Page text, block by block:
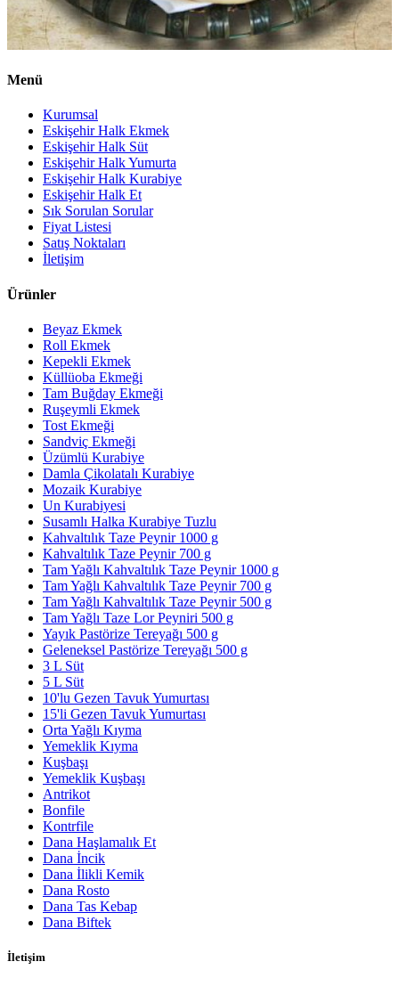
Menü
Kurumsal
Eskişehir Halk Ekmek
Eskişehir Halk Süt
Eskişehir Halk Yumurta
Eskişehir Halk Kurabiye
Eskişehir Halk Et
Sık Sorulan Sorular
Fiyat Listesi
Satış Noktaları
İletişim
Ürünler
Beyaz Ekmek
Roll Ekmek
Kepekli Ekmek
Küllüoba Ekmeği
Tam Buğday Ekmeği
Ruşeymli Ekmek
Tost Ekmeği
Sandviç Ekmeği
Üzümlü Kurabiye
Damla Çikolatalı Kurabiye
Mozaik Kurabiye
Un Kurabiyesi
Susamlı Halka Kurabiye Tuzlu
Kahvaltılık Taze Peynir 1000 g
Kahvaltılık Taze Peynir 700 g
Tam Yağlı Kahvaltılık Taze Peynir 1000 g
Tam Yağlı Kahvaltılık Taze Peynir 700 g
Tam Yağlı Kahvaltılık Taze Peynir 500 g
Tam Yağlı Taze Lor Peyniri 500 g
Yayık Pastörize Tereyağı 500 g
Geleneksel Pastörize Tereyağı 500 g
3 L Süt
5 L Süt
10'lu Gezen Tavuk Yumurtası
15'li Gezen Tavuk Yumurtası
Orta Yağlı Kıyma
Yemeklik Kıyma
Kuşbaşı
Yemeklik Kuşbaşı
Antrikot
Bonfile
Kontrfile
Dana Haşlamalık Et
Dana İncik
Dana İlikli Kemik
Dana Rosto
Dana Tas Kebap
Dana Biftek
İletişim